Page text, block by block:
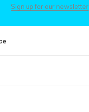
Sign up for our newsletter